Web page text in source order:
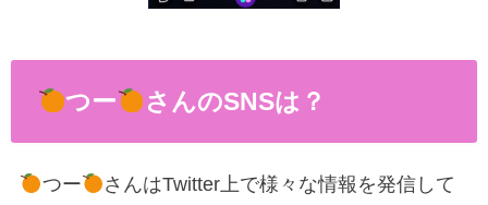
つー さんのSNSは？
つー
さんはTwitter上で様々な情報を発信して